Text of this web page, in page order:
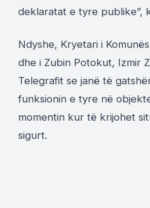
deklaratat e tyre publike”,
Ndyshe, Kryetari i
dhe i Zubin Potokut, Izmir
Telegrafit se janë të
funksionin e tyre në
momentin kur të krijohet
sigurt.